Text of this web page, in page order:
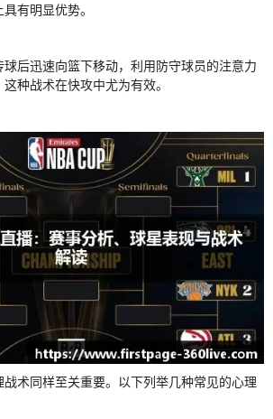
有明显优势。
后迅速向篮下移动，利用防守球员的注意力
种战术在快攻中尤为有效。
术同样至关重要。以下列举几种常见的心理